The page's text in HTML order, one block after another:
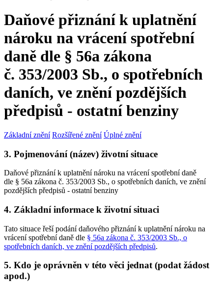
Daňové přiznání k uplatnění
nároku na vrácení spotřební
daně dle § 56a zákona
č. 353/2003 Sb., o spotřebních
daních, ve znění pozdějších
předpisů - ostatní benziny
Základní znění Rozšířené znění Úplné znění
3. Pojmenování (název) životní situace
Daňové přiznání k uplatnění nároku na vrácení spotřební daně
dle § 56a zákona č. 353/2003 Sb., o spotřebních daních, ve znění
pozdějších předpisů - ostatní benziny
4. Základní informace k životní situaci
Tato situace řeší podání daňového přiznání k uplatnění nároku na
vrácení spotřební daně dle § 56a zákona č. 353/2003 Sb., o
spotřebních daních, ve znění pozdějších předpisů.
5. Kdo je oprávněn v této věci jednat (podat žádost
apod.)